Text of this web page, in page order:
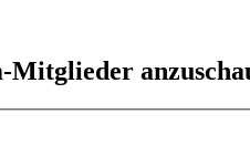
Mitglieder